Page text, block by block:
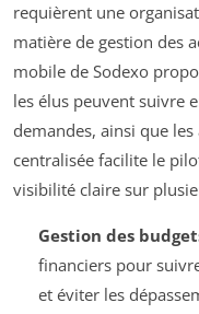
requièrent une
matière de gestion des
mobile de Sodexo
les élus peuvent suivre
demandes, ainsi que
centralisée facilite le
visibilité claire sur
Gestion des
financiers pour
et éviter les